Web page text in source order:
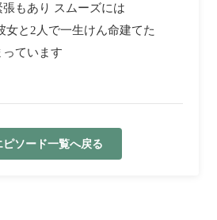
もあり スムーズには
女と2人で一生けん命建てた
ています
ピソード一覧へ戻る